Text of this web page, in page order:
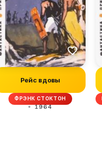
Рейс вдовы
ФРЭНК СТОКТОН
1964